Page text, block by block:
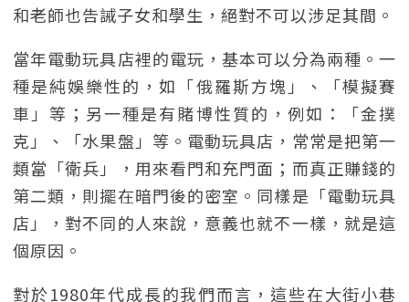
和老師也告誡子女和學生，絕對不可以涉足其間。
當年電動玩具店裡的電玩，基本可以分為兩種。一
種是純娛樂性的，如「俄羅斯方塊」、「模擬賽
車」等；另一種是有賭博性質的，例如：「金撲
克」、「水果盤」等。電動玩具店，常常是把第一
類當「衛兵」，用來看門和充門面；而真正賺錢的
第二類，則擺在暗門後的密室。同樣是「電動玩具
店」，對不同的人來說，意義也就不一樣，就是這
個原因。
對於1980年代成長的我們而言，這些在大街小巷